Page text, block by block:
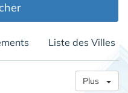
Liste des Villes
Plus